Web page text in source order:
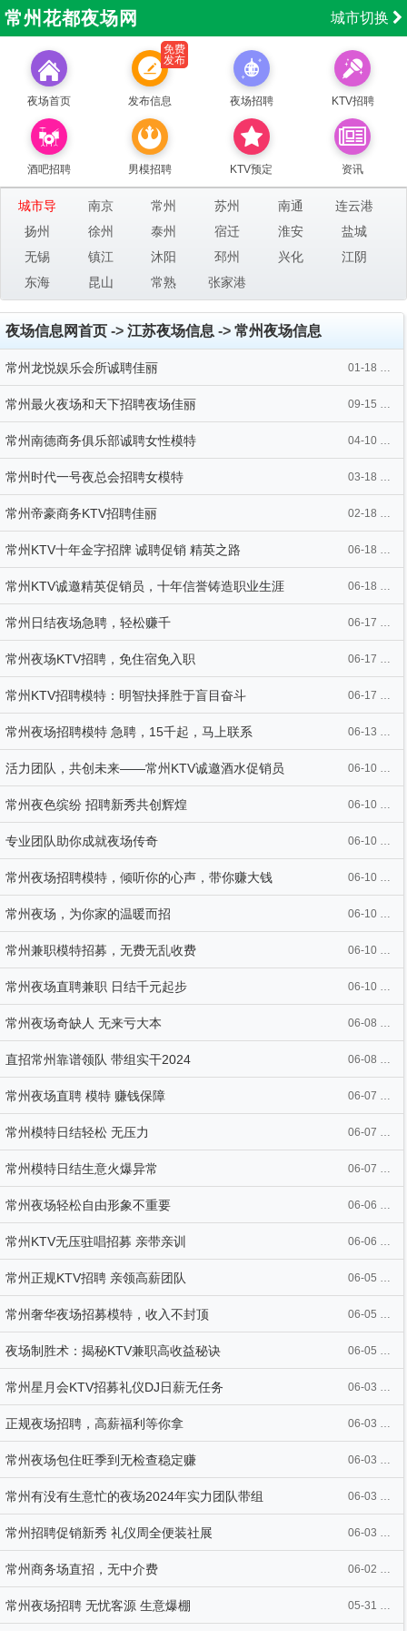
城市切换
常州花都夜场网
夜场首页
免费
发布
发布信息 夜场招聘 KTV招聘
酒吧招聘 男模招聘 KTV预定 资讯
城市导
航：
南京 常州 苏州 南通
连云港
扬州
徐州 泰州 宿迁 淮安
盐城
无锡
镇江 沐阳 邳州 兴化
江阴
东海
昆山 常熟 张家港
夜场信息网首页 -> 江苏夜场信息 -> 常州夜场信息
常州龙悦娱乐会所诚聘佳丽 01-18 18:21
常州最火夜场和天下招聘夜场佳丽 09-15 09:56
常州南德商务俱乐部诚聘女性模特 04-10 09:58
常州时代一号夜总会招聘女模特 03-18 14:23
常州帝豪商务KTV招聘佳丽 02-18 16:19
常州KTV十年金字招牌 诚聘促销 精英之路 06-18 10:10
常州KTV诚邀精英促销员，十年信誉铸造职业生涯 06-18 10:09
常州日结夜场急聘，轻松赚千 06-17 10:33
常州夜场KTV招聘，免住宿免入职 06-17 10:29
常州KTV招聘模特：明智抉择胜于盲目奋斗 06-17 10:26
常州夜场招聘模特 急聘，15千起，马上联系 06-13 12:07
活力团队，共创未来——常州KTV诚邀酒水促销员 06-10 09:37
常州夜色缤纷 招聘新秀共创辉煌 06-10 09:33
专业团队助你成就夜场传奇 06-10 09:30
常州夜场招聘模特，倾听你的心声，带你赚大钱 06-10 09:25
常州夜场，为你家的温暖而招 06-10 09:20
常州兼职模特招募，无费无乱收费 06-10 09:19
常州夜场直聘兼职 日结千元起步 06-10 09:19
常州夜场奇缺人 无来亏大本 06-08 11:17
直招常州靠谱领队 带组实干2024 06-08 11:09
常州夜场直聘 模特 赚钱保障 06-07 10:08
常州模特日结轻松 无压力 06-07 09:58
常州模特日结生意火爆异常 06-07 09:57
常州夜场轻松自由形象不重要 06-06 13:06
常州KTV无压驻唱招募 亲带亲训 06-06 13:04
常州正规KTV招聘 亲领高薪团队 06-05 11:12
常州奢华夜场招募模特，收入不封顶 06-05 11:09
夜场制胜术：揭秘KTV兼职高收益秘诀 06-05 11:01
常州星月会KTV招募礼仪DJ日薪无任务 06-03 14:21
正规夜场招聘，高薪福利等你拿 06-03 14:03
常州夜场包住旺季到无检查稳定赚 06-03 13:53
常州有没有生意忙的夜场2024年实力团队带组 06-03 13:52
常州招聘促销新秀 礼仪周全便装社展 06-03 10:16
常州商务场直招，无中介费 06-02 07:21
常州夜场招聘 无忧客源 生意爆棚 05-31 13:31